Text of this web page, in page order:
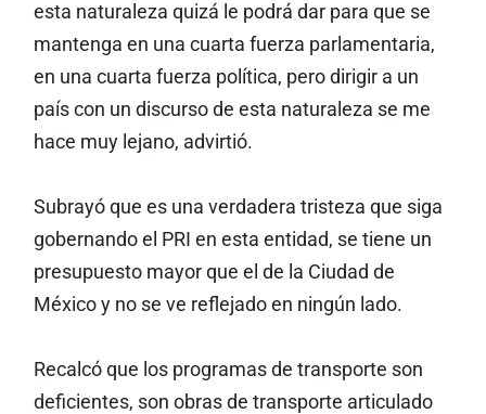
esta naturaleza quizá le podrá dar para que se
mantenga en una cuarta fuerza parlamentaria,
en una cuarta fuerza política, pero dirigir a un
país con un discurso de esta naturaleza se me
hace muy lejano, advirtió.
Subrayó que es una verdadera tristeza que siga
gobernando el PRI en esta entidad, se tiene un
presupuesto mayor que el de la Ciudad de
México y no se ve reflejado en ningún lado.
Recalcó que los programas de transporte son
deficientes, son obras de transporte articulado